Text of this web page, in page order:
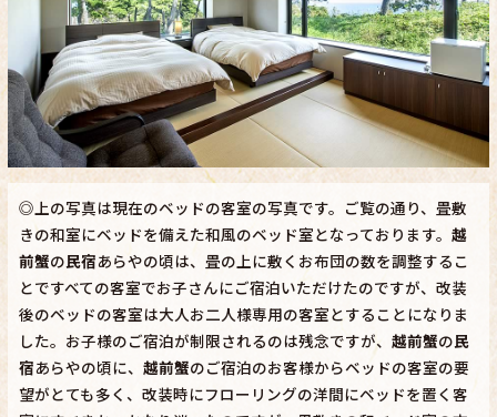
◎上の写真は現在のベッドの客室の写真です。ご覧の通り、畳敷
きの和室にベッドを備えた和風のベッド室となっております。 越
前蟹の民宿あらやの頃は、畳の上に敷くお布団の数を調整するこ
とですべての客室でお子さんにご宿泊いただけたのですが、改装
後のベッドの客室は大人お二人様専用の客室とすることになりま
した。お子様のご宿泊が制限されるのは残念ですが、 越前蟹の民
宿あらやの頃に、 越前蟹のご宿泊のお客様からベッドの客室の要
望がとても多く、改装時にフローリングの洋間にベッドを置く客